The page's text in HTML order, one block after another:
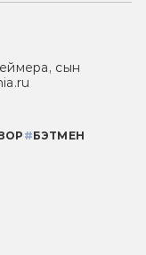
сын
#БЭТМЕН